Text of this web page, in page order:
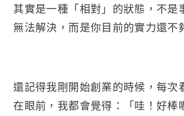
其實是一種「相對」的狀態，不是
無法解決，而是你目前的實力還不
還記得我剛開始創業的時候，每次
在眼前，我都會覺得：「哇！好棒